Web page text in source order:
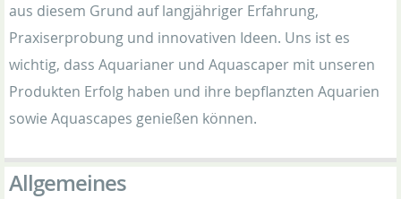
aus diesem Grund auf langjähriger Erfahrung,
Praxiserprobung und innovativen Ideen. Uns ist es
wichtig, dass Aquarianer und Aquascaper mit unseren
Produkten Erfolg haben und ihre bepflanzten Aquarien
sowie Aquascapes genießen können.
Allgemeines